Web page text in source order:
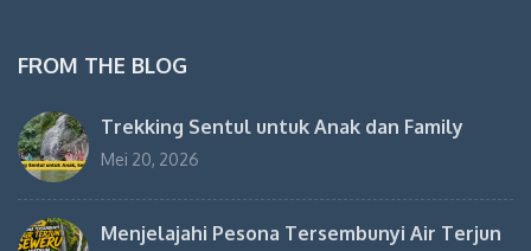
FROM THE BLOG
Trekking Sentul untuk Anak dan Family
Mei 20, 2026
Menjelajahi Pesona Tersembunyi Air Terjun